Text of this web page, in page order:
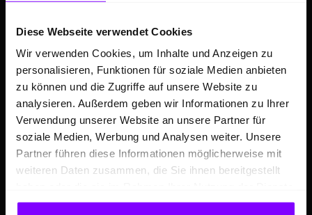
Diese Webseite verwendet Cookies
Wir verwenden Cookies, um Inhalte und Anzeigen zu
personalisieren, Funktionen für soziale Medien anbieten
zu können und die Zugriffe auf unsere Website zu
analysieren. Außerdem geben wir Informationen zu Ihrer
Verwendung unserer Website an unsere Partner für
soziale Medien, Werbung und Analysen weiter. Unsere
Partner führen diese Informationen möglicherweise mit
weiteren Daten zusammen, die Sie ihnen bereitgestellt
gesammelt haben.
ANGEBOTE
Hülpert Festpreiswochen - Großer
Klimaanlagen-Service inkl. Urlaubscheck
Auto Leasing
Volkswagen Angebote
Škoda Angebote